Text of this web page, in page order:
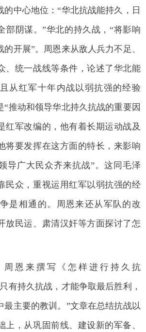
的中心地位：“华北抗战能持久，日
部阴谋。”华北的持久战，“将影响
开展”。周恩来从敌人兵力不足、
、统一战线等条件，论述了华北能
从红军十年内战以弱抗强的经验
“推动和领导华北持久抗战的重要因
红军改编的，他有着长期运动战及
将要发挥在这方面的特长，来影响
导广大民众齐来抗战”。这同毛泽
民众，重视运用红军以弱抗强的经
是相通的。周恩来还从军队的改
放民运、肃清汉奸等方面探讨了怎
周恩来撰写《怎样进行持久抗
有持久抗战，才能争取最后胜利，
最主要的教训。”文章在总结抗战以
上，从巩固前线、建设新的军备、